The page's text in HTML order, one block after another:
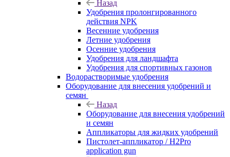
Назад
Удобрения пролонгированного
действия NPK
Весенние удобрения
Летние удобрения
Осенние удобрения
Удобрения для ландшафта
Удобрения для спортивных газонов
Водорастворимые удобрения
Оборудование для внесения удобрений и
семян
Назад
Оборудование для внесения удобрений
и семян
Аппликаторы для жидких удобрений
Пистолет-аппликатор / H2Pro
application gun